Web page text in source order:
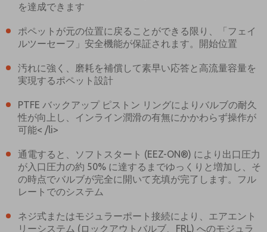
を達成できます
ポペットが元の位置に戻ることができる限り、「フェイ
ルツーセーフ」安全機能が保証されます。開始位置
汚れに強く、磨耗を補償して素早い応答と高流量容量を
実現するポペット設計
PTFE バックアップ ピストン リングによりバルブの耐久
性が向上し、インライン潤滑の有無にかかわらず操作が
可能< /li>
通電すると、ソフトスタート (EEZ-ON®) により出口圧力
が入口圧力の約 50% に達するまでゆっくりと増加し、そ
の時点でバルブが完全に開いて充填が完了します。フル
レートでのシステム
ネジ式またはモジュラーポート接続により、エアエント
リーシステム (ロックアウトバルブ、FRL) へのモジュラ